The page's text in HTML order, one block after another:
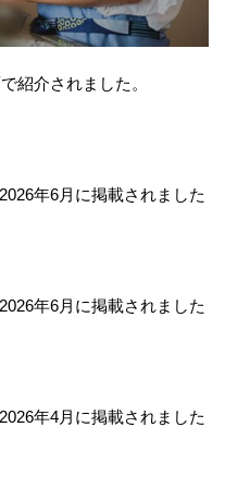
紹介されました。
年6月に掲載されました
年6月に掲載されました
年4月に掲載されました